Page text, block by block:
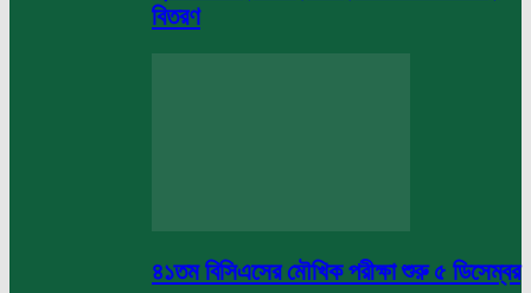
বিতরণ
৪১তম বিসিএসের মৌখিক পরীক্ষা শুরু ৫ ডিসেম্বর